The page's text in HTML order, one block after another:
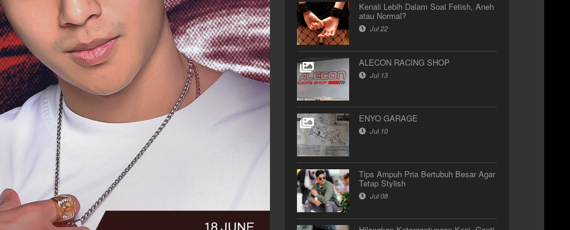
Kenali Lebih Dalam Soal Fetish, Aneh
atau Normal?
Jul 22
ALECON RACING SHOP
Jul 13
ENYO GARAGE
Jul 10
Tips Ampuh Pria Bertubuh Besar Agar
Tetap Stylish
Jul 08